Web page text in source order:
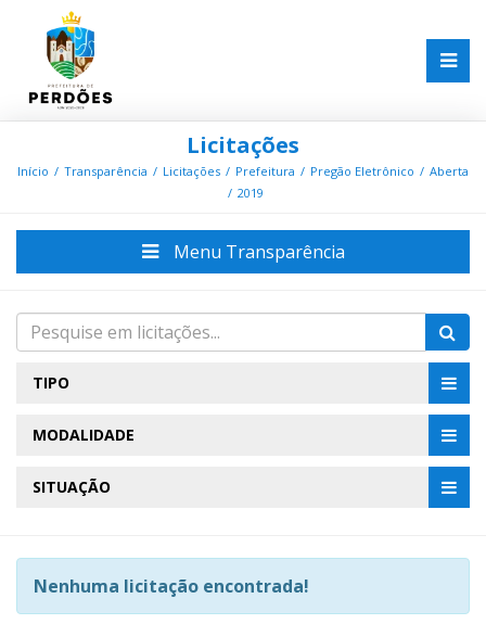
Licitações
Início Transparência Licitações Prefeitura Pregão Eletrônico
Aberta
2019
Menu Transparência
TIPO
MODALIDADE
SITUAÇÃO
Nenhuma licitação encontrada!